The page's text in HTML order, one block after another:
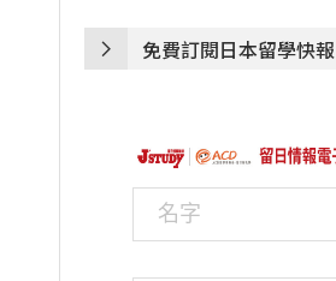
免費訂閱日本留學快報